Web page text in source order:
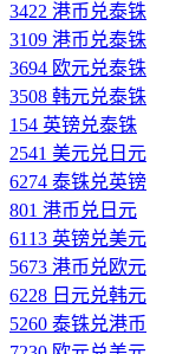
3422 港币兑泰铢
3109 港币兑泰铢
3694 欧元兑泰铢
3508 韩元兑泰铢
154 英镑兑泰铢
2541 美元兑日元
6274 泰铢兑英镑
801 港币兑日元
6113 英镑兑美元
5673 港币兑欧元
6228 日元兑韩元
5260 泰铢兑港币